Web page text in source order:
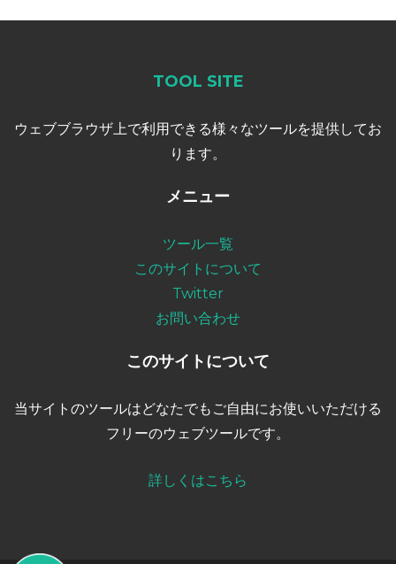
TOOL SITE
ウェブブラウザ上で利用できる様々なツールを提供してお
ります。
メニュー
ツール一覧
このサイトについて
Twitter
お問い合わせ
このサイトについて
当サイトのツールはどなたでもご自由にお使いいただける
フリーのウェブツールです。
詳しくはこちら